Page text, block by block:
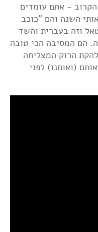
- אתם עומדים
השנה והם "כוכב
וזה בעברית והשד
הם המסיבה הכי טובה
הרוק המצליחה
(ואותנו) לפני